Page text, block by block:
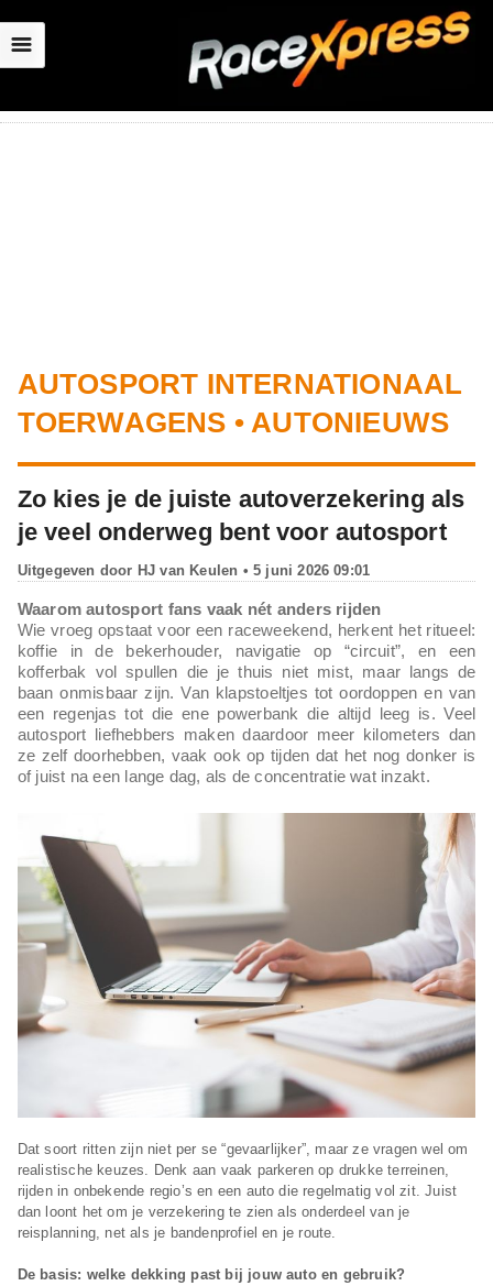
☰
AUTOSPORT INTERNATIONAAL
TOERWAGENS • AUTONIEUWS
Zo kies je de juiste autoverzekering als
je veel onderweg bent voor autosport
Uitgegeven door HJ van Keulen • 5 juni 2026 09:01
Waarom autosport fans vaak nét anders rijden
Wie vroeg opstaat voor een raceweekend, herkent het ritueel:
koffie in de bekerhouder, navigatie op “circuit”, en een
kofferbak vol spullen die je thuis niet mist, maar langs de
baan onmisbaar zijn. Van klapstoeltjes tot oordoppen en van
een regenjas tot die ene powerbank die altijd leeg is. Veel
autosport liefhebbers maken daardoor meer kilometers dan
ze zelf doorhebben, vaak ook op tijden dat het nog donker is
of juist na een lange dag, als de concentratie wat inzakt.
Dat soort ritten zijn niet per se “gevaarlijker”, maar ze vragen wel om
realistische keuzes. Denk aan vaak parkeren op drukke terreinen,
rijden in onbekende regio’s en een auto die regelmatig vol zit. Juist
dan loont het om je verzekering te zien als onderdeel van je
reisplanning, net als je bandenprofiel en je route.
De basis: welke dekking past bij jouw auto en gebruik?